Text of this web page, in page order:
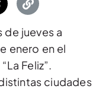
jueves a
enero en el
Feliz”.
ciudades